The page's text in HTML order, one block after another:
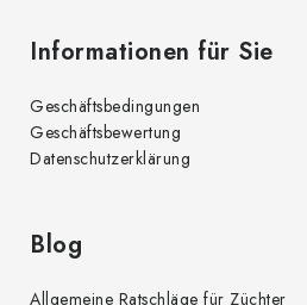
Informationen für Sie
Geschäftsbedingungen
Geschäftsbewertung
Datenschutzerklärung
Blog
Allgemeine Ratschläge für Züchter